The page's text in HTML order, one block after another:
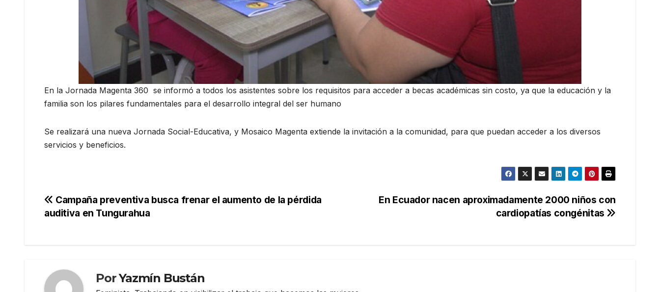
En la Jornada Magenta 360 se informó a todos los asistentes sobre los requisitos para acceder a becas académicas sin costo, ya que la educación y la
familia son los pilares fundamentales para el desarrollo integral del ser humano
Se realizará una nueva Jornada Social-Educativa, y Mosaico Magenta extiende la invitación a la comunidad, para que puedan acceder a los diversos
servicios y beneficios.
Navegación
En Ecuador nacen aproximadamente 2000 niños con
cardiopatías congénitas
Campaña preventiva busca frenar el aumento de la pérdida
auditiva en Tungurahua
PorYazmín Bustán